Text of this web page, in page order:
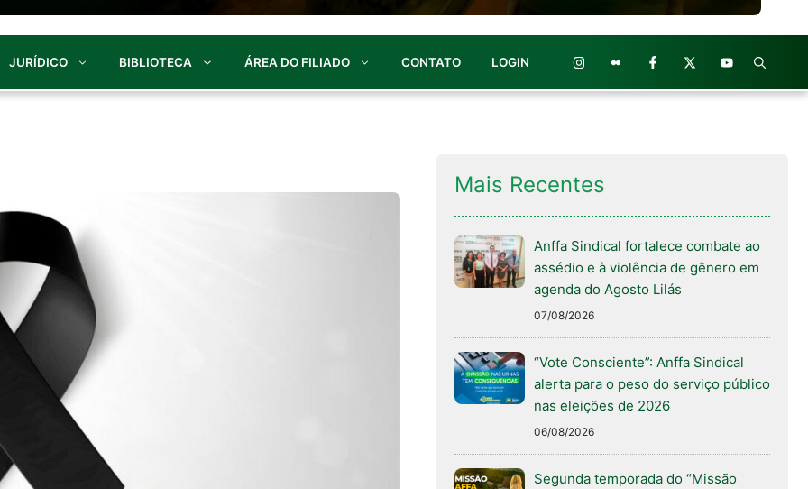
JURÍDICO BIBLIOTECA ÁREA DO FILIADO CONTATO LOGIN
Mais Recentes
Anffa Sindical fortalece combate ao
assédio e à violência de gênero em
agenda do Agosto Lilás
07/08/2026
“Vote Consciente”: Anffa Sindical
alerta para o peso do serviço público
nas eleições de 2026
06/08/2026
Segunda temporada do “Missão